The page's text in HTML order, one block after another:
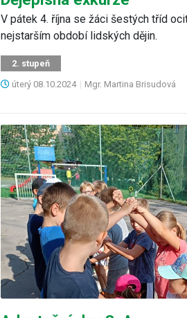
V pátek 4. října se žáci šestých tříd
nejstarším období lidských dějin.
2. stupeň
úterý 08.10.2024 | Mgr. Martina Brisudová